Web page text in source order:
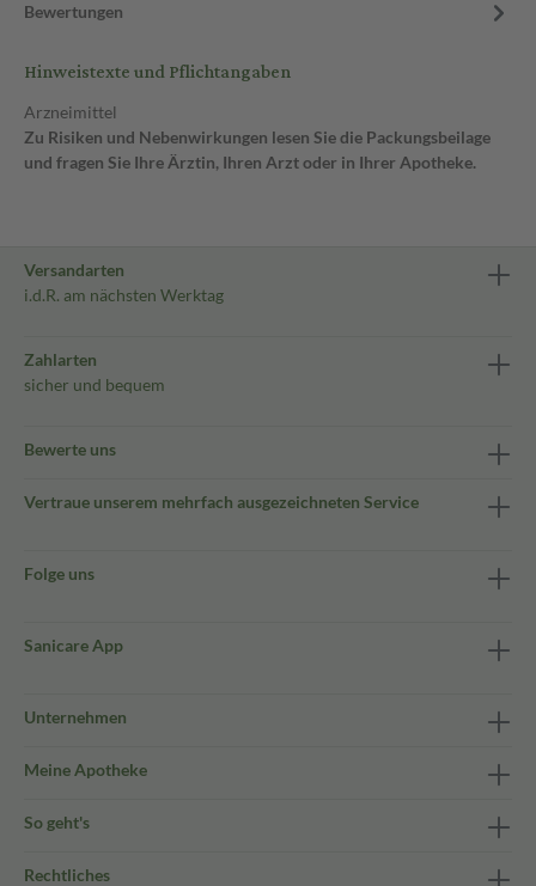
Bewertungen
Hinweistexte und Pflichtangaben
Arzneimittel
Zu Risiken und Nebenwirkungen lesen Sie die Packungsbeilage
und fragen Sie Ihre Ärztin, Ihren Arzt oder in Ihrer Apotheke.
Versandarten
i.d.R. am nächsten Werktag
Zahlarten
sicher und bequem
Bewerte uns
Vertraue unserem mehrfach ausgezeichneten Service
Folge uns
Sanicare App
Unternehmen
Meine Apotheke
So geht's
Rechtliches